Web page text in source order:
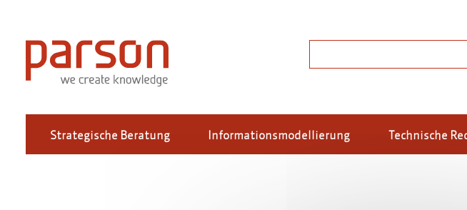
Inhalt
Strategische Beratung Informationsmodellierung Technische